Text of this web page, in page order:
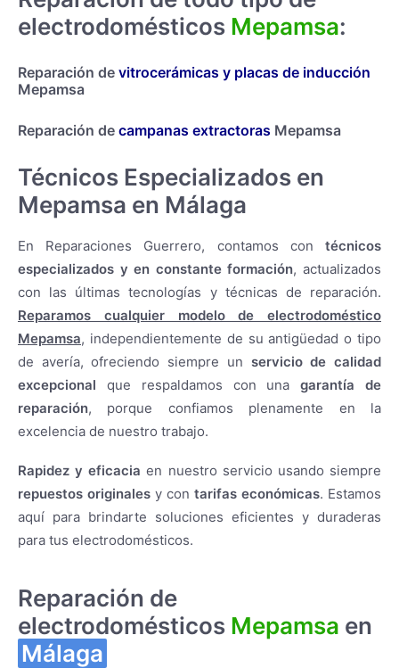
electrodomésticos Mepamsa:
Reparación de vitrocerámicas y placas de inducción
Mepamsa
Reparación de campanas extractoras Mepamsa
Técnicos Especializados en
Mepamsa en Málaga
En Reparaciones Guerrero, contamos con técnicos
especializados y en constante formación, actualizados
con las últimas tecnologías y técnicas de reparación.
Reparamos cualquier modelo de electrodoméstico
Mepamsa, independientemente de su antigüedad o tipo
de avería, ofreciendo siempre un servicio de calidad
excepcional que respaldamos con unagarantía de
reparación, porque confiamos plenamente en la
excelencia de nuestro trabajo.
Rapidez y eficacia en nuestro servicio usando siempre
repuestos originales y con tarifas económicas. Estamos
aquí para brindarte soluciones eficientes y duraderas
para tus electrodomésticos.
Reparación de
electrodomésticos Mepamsa en
Málaga